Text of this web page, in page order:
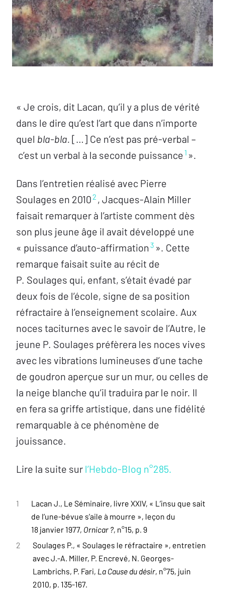
« Je crois, dit Lacan, qu’il y a plus de vérité
dans le dire qu’est l’art que dans n’importe
quel bla-bla. […] Ce n’est pas pré-verbal –
c’est un verbal à la seconde puissance 1 ».
Dans l’entretien réalisé avec Pierre
Soulages en 2010 2 , Jacques-Alain Miller
faisait remarquer à l’artiste comment dès
son plus jeune âge il avait développé une
« puissance d’auto-affirmation3 ». Cette
remarque faisait suite au récit de
P. Soulages qui, enfant, s’était évadé par
deux fois de l’école, signe de sa position
réfractaire à l’enseignement scolaire. Aux
noces taciturnes avec le savoir de l’Autre, le
jeune P. Soulages préfèrera les noces vives
avec les vibrations lumineuses d’une tache
de goudron aperçue sur un mur, ou celles de
la neige blanche qu’il traduira par le noir. Il
en fera sa griffe artistique, dans une fidélité
remarquable à ce phénomène de
jouissance.
Lire la suite sur l’Hebdo-Blog n°285.
1
Lacan J., Le Séminaire, livre XXIV, « L’insu que sait
de l’une-bévue s’aile à mourre », leçon du
18 janvier 1977, Ornicar ?, n°15, p. 9
2
Soulages P., « Soulages le réfractaire », entretien
avec J.-A. Miller, P. Encrevé, N. Georges-
Lambrichs, P. Fari, La Cause du désir, n°75, juin
2010, p. 135-167.